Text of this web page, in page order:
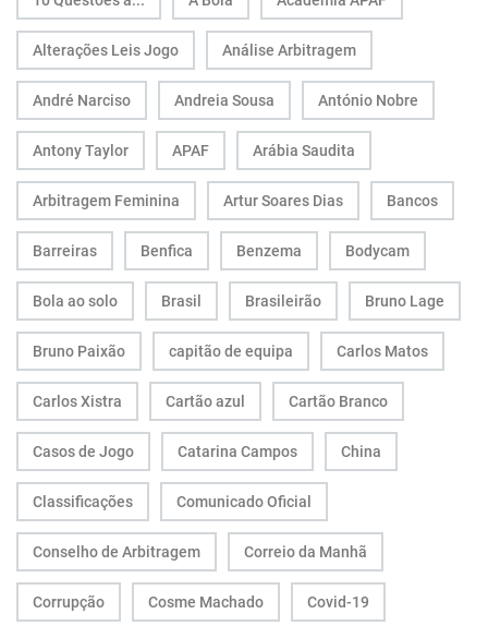
Alterações Leis Jogo Análise Arbitragem
André Narciso Andreia Sousa António Nobre
Antony Taylor APAF Arábia Saudita
Arbitragem Feminina Artur Soares Dias Bancos
Barreiras Benfica Benzema Bodycam
Bola ao solo Brasil Brasileirão Bruno Lage
Bruno Paixão capitão de equipa Carlos Matos
Carlos Xistra Cartão azul Cartão Branco
Casos de Jogo Catarina Campos China
Classificações Comunicado Oficial
Conselho de Arbitragem Correio da Manhã
Corrupção Cosme Machado Covid-19